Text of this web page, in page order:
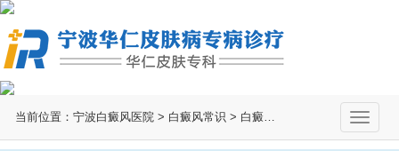
当前位置： 宁波白癜风医院 > 白癜风常识 > 白癜风治疗
切
换